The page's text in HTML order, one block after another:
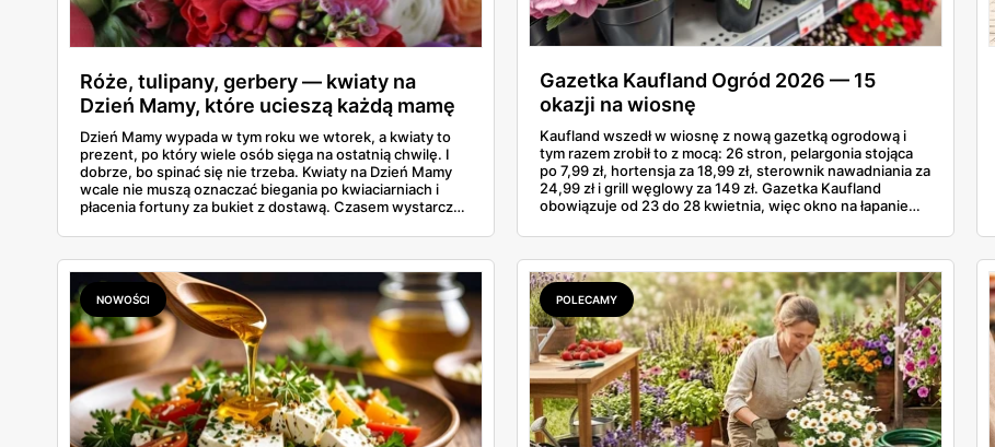
Róże, tulipany, gerbery — kwiaty na
Dzień Mamy, które ucieszą każdą mamę
Dzień Mamy wypada w tym roku we wtorek, a kwiaty to
prezent, po który wiele osób sięga na ostatnią chwilę. I
dobrze, bo spinać się nie trzeba. Kwiaty na Dzień Mamy
wcale nie muszą oznaczać biegania po kwiaciarniach i
płacenia fortuny za bukiet z dostawą. Czasem wystarczy
na naprawdę ładny prezent za kilkanaście złotych. A
wybór jest spory: od ciętych bukietów po kwiaty
doniczkowe, które cieszą dłużej niż tydzień. Mama będzie
zachwycona, a portfel ledwo to odczuje.
Gazetka Kaufland Ogród 2026 — 15
okazji na wiosnę
Kaufland wszedł w wiosnę z nową gazetką ogrodową i
tym razem zrobił to z mocą: 26 stron, pelargonia stojąca
po 7,99 zł, hortensja za 18,99 zł, sterownik nawadniania za
24,99 zł i grill węglowy za 149 zł. Gazetka Kaufland
obowiązuje od 23 do 28 kwietnia, więc okno na łapanie
gazetce Kaufland się kalkuluje, czy są pozycje, na których
lepiej nie tracić kasy? Sprawdzałem pozycja po pozycji i
mam 15 konkretów z Kauflandu, które naprawdę się
opłacają.
NOWOŚCI POLECAMY